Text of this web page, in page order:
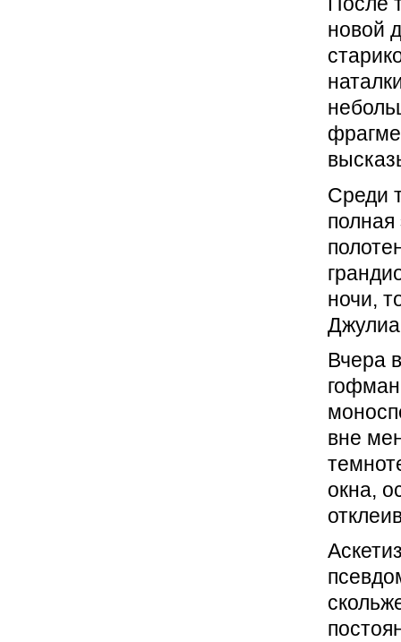
новой
Среди
полная
ночи,
Вчера
вне
окна,